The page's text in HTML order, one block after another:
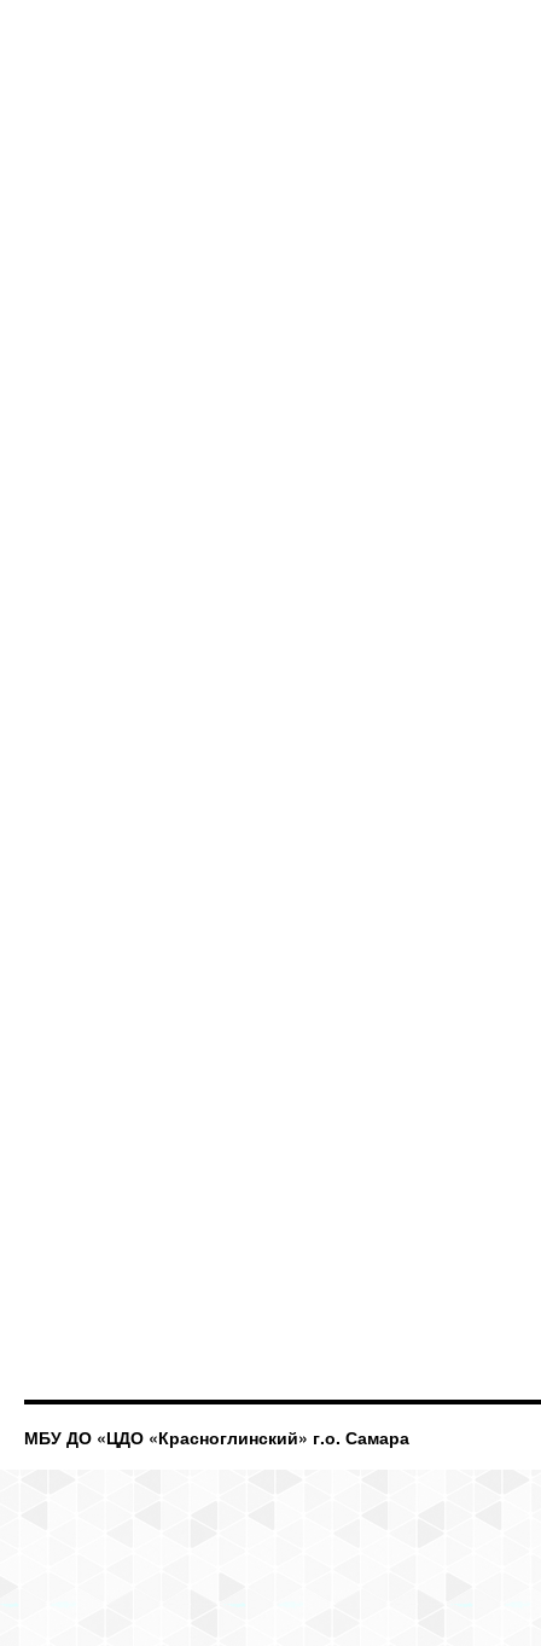
МБУ ДО «ЦДО «Красноглинский» г.о. Самара